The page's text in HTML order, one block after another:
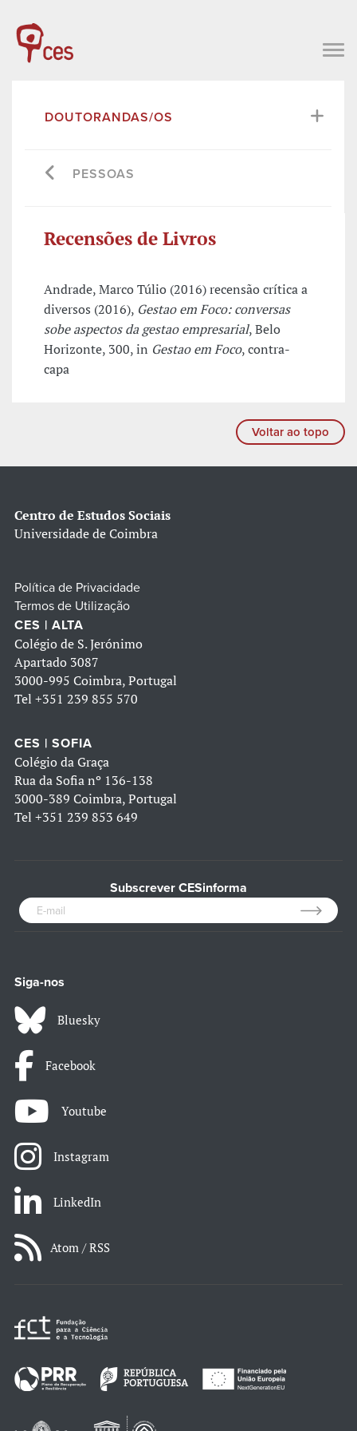
DOUTORANDAS/OS
PESSOAS
Recensões de Livros
Andrade, Marco Túlio (2016) recensão crítica a
diversos (2016), Gestao em Foco: conversas
sobe aspectos da gestao empresarial, Belo
Horizonte, 300, in Gestao em Foco, contra-
capa
Voltar ao topo
Centro de Estudos Sociais
Universidade de Coimbra
Política de Privacidade
Termos de Utilização
CES | ALTA
Colégio de S. Jerónimo
Apartado 3087
3000-995 Coimbra, Portugal
Tel +351 239 855 570
CES | SOFIA
Colégio da Graça
Rua da Sofia nº 136-138
3000-389 Coimbra, Portugal
Tel +351 239 853 649
Subscrever CESinforma
Siga-nos
Bluesky
Facebook
Youtube
Instagram
LinkedIn
Atom / RSS